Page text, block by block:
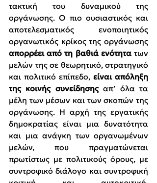
τακτική του δυναμικού της
οργάνωσης. Ο πιο ουσιαστικός και
αποτελεσματικός ενοποιητικός
απορρέει από τη βαθιά ενότητα των
μελών της σε θεωρητικό, στρατηγικό
και πολιτικό επίπεδο, είναι απόληξη
της κοινής συνείδησης απ’ όλα τα
μέλη των μέσων και των σκοπών της
οργάνωσης. Η αρχή της εργατικής
δημοκρατίας είναι μια δυνατότητα
και μια ανάγκη των οργανωμένων
μελών, που πραγματώνεται
πρωτίστως με πολιτικούς όρους, με
συντροφικό διάλογο και συντροφική